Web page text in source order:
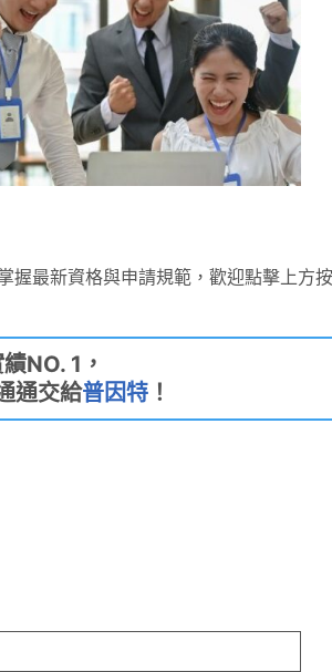
握最新資格與申請規範，歡迎點擊上方按
NO. 1，
通交給普因特 ！